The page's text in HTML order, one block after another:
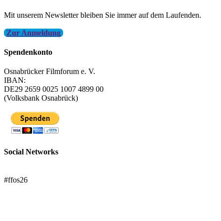
Mit unserem Newsletter bleiben Sie immer auf dem Laufenden.
Zur Anmeldung
Spendenkonto
Osnabrücker Filmforum e. V.
IBAN:
DE29 2659 0025 1007 4899 00
(Volksbank Osnabrück)
Social Networks
#ffos26